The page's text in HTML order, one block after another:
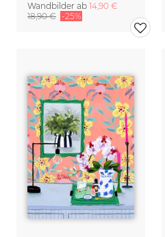
Wandbilder ab 14,90 €
18,90 € -25%